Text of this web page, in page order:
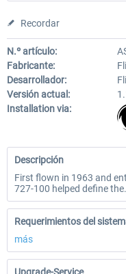
Recordar
N.º artículo:
Fabricante:
Desarrollador:
Versión actual:
Installation via:
Descripción
First flown in 1963 and
727-100 helped define
Requerimientos del
más